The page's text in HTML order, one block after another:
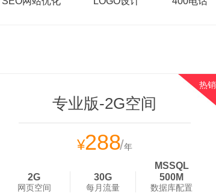
热销
专业版-2G空间
¥288/年
2G
网页空间
30G
每月流量
MSSQL
500M
数据库配置